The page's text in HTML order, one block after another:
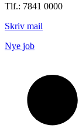
Tlf.: 7841 0000
Skriv mail
Nye job